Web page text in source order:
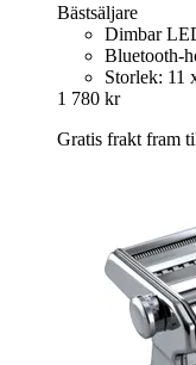
Bästsäljare
Dimbar
Bluetooth-
Storlek: 11
1 780 kr
Gratis frakt fram